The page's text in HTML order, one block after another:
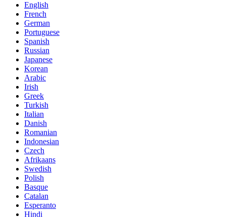
English
French
German
Portuguese
Spanish
Russian
Japanese
Korean
Arabic
Irish
Greek
Turkish
Italian
Danish
Romanian
Indonesian
Czech
Afrikaans
Swedish
Polish
Basque
Catalan
Esperanto
Hindi